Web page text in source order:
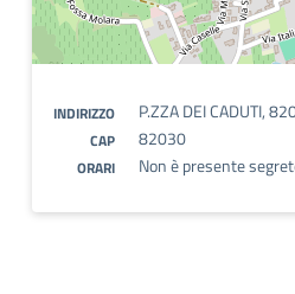
INDIRIZZO P.ZZA DEI CADUTI,
CAP 82030
ORARI Non è presente